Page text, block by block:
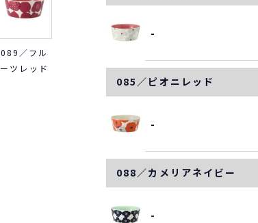
089／フル
ーツレッド
-
085／ピオニレッド
-
088／カメリアネイビー
-